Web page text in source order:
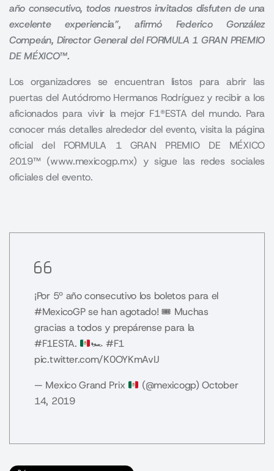
año consecutivo, todos nuestros invitados disfuten de una
excelente experiencia”, afirmó Federico González
Compeán, Director General del FORMULA 1 GRAN PREMIO
DE MÉXICO™.
Los organizadores se encuentran listos para abrir las
puertas del Autódromo Hermanos Rodríguez y recibir a los
aficionados para vivir la mejor F1®ESTA del mundo. Para
conocer más detalles alrededor del evento, visita la página
oficial del FORMULA 1 GRAN PREMIO DE MÉXICO
2019™ (www.mexicogp.mx) y sigue las redes sociales
oficiales del evento.
¡Por 5º año consecutivo los boletos para el
#MexicoGPse han agotado! 🎟 Muchas
gracias a todos y prepárense para la
#F1ESTA. 🏎 #F1
pic.twitter.com/K0OYKmAvIJ
— Mexico Grand Prix
(@mexicogp)October
14, 2019